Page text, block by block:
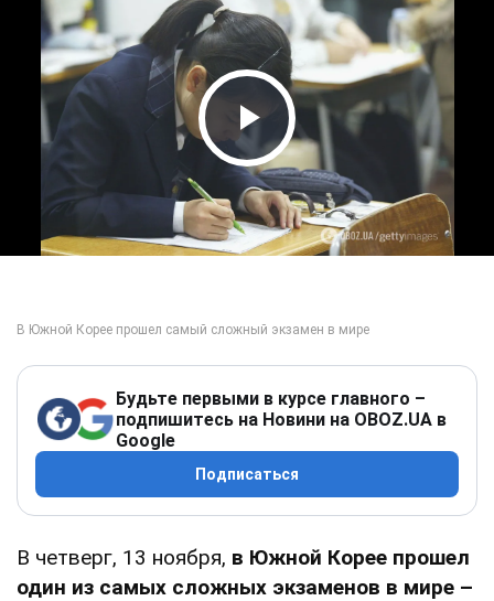
Play Video
Будьте первыми в курсе главного –
подпишитесь на Новини на OBOZ.UA в
Google
Подписаться
В четверг, 13 ноября, в Южной Корее прошел
один из самых сложных экзаменов в мире –